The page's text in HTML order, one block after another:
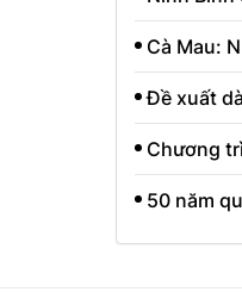
Cà Mau:
Đề xuất
Chương
50 năm